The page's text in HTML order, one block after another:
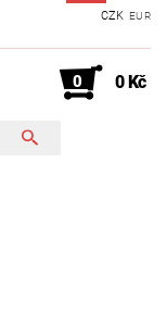
CZK EUR
0 0 Kč